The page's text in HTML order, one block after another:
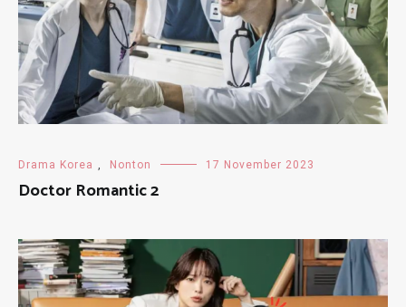
Drama Korea , Nonton 17 November 2023
Doctor Romantic 2